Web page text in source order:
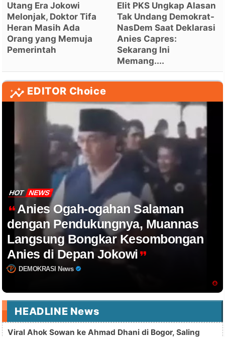
Utang Era Jokowi
Melonjak, Doktor Tifa
Heran Masih Ada
Orang yang Memuja
Pemerintah
Elit PKS Ungkap Alasan
Tak Undang Demokrat-
NasDem Saat Deklarasi
Anies Capres:
Sekarang Ini
Memang....
EDITOR Choice
HOT NEWS
Anies Ogah-ogahan Salaman
dengan Pendukungnya, Muannas
Langsung Bongkar Kesombongan
Anies di Depan Jokowi
DEMOKRASI News
HEADLINE News
Viral Ahok Sowan ke Ahmad Dhani di Bogor, Saling